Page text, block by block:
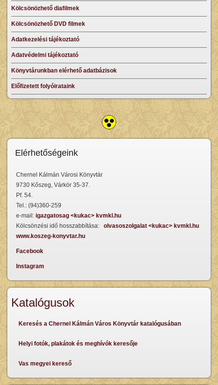
Kölcsönözhető diafilmek
Kölcsönözhető DVD filmek
Adatkezelési tájékoztató
Adatvédelmi tájékoztató
Könyvtárunkban elérhető adatbázisok
Előfizetett folyóirataink
Elérhetőségeink
Chernel Kálmán Városi Könyvtár
9730 Kőszeg, Várkör 35-37.
Pf. 54.
Tel.: (94)360-259
e-mail: igazgatosag <kukac> kvmkl.hu
Kölcsönzési idő hosszabbítása: olvasoszolgalat <kukac> kvmkl.hu
www.koszeg-konyvtar.hu
Facebook
Instagram
Katalógusok
Keresés a Chernel Kálmán Város Könyvtár katalógusában
Helyi fotók, plakátok és meghívók keresője
Vas megyei kereső